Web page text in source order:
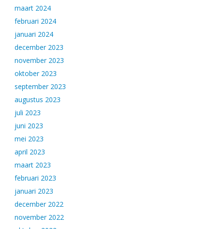
maart 2024
februari 2024
januari 2024
december 2023
november 2023
oktober 2023
september 2023
augustus 2023
juli 2023
juni 2023
mei 2023
april 2023
maart 2023
februari 2023
januari 2023
december 2022
november 2022